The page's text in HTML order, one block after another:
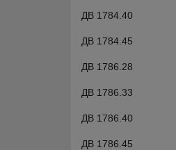
ДВ 1784.40
ДВ 1784.45
ДВ 1786.28
ДВ 1786.33
ДВ 1786.40
ДВ 1786.45